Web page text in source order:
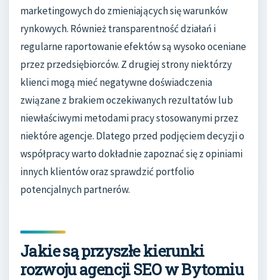
marketingowych do zmieniających się warunków
rynkowych. Również transparentność działań i
regularne raportowanie efektów są wysoko oceniane
przez przedsiębiorców. Z drugiej strony niektórzy
klienci mogą mieć negatywne doświadczenia
związane z brakiem oczekiwanych rezultatów lub
niewłaściwymi metodami pracy stosowanymi przez
niektóre agencje. Dlatego przed podjęciem decyzji o
współpracy warto dokładnie zapoznać się z opiniami
innych klientów oraz sprawdzić portfolio
potencjalnych partnerów.
Jakie są przyszłe kierunki
rozwoju agencji SEO w Bytomiu